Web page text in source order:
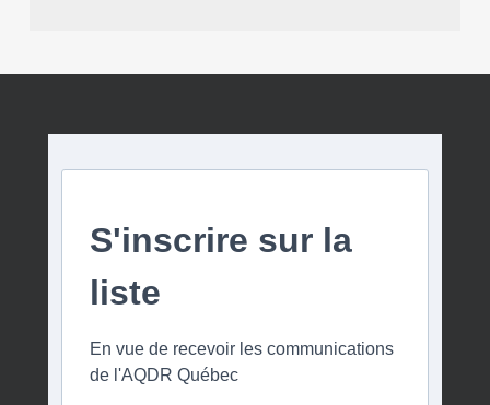
S'inscrire sur la
liste
En vue de recevoir les communications
de l'AQDR Québec